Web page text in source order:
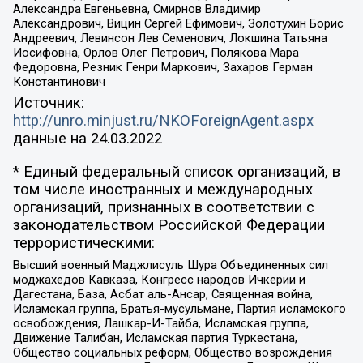
Александра Евгеньевна, Смирнов Владимир
Александрович, Вицин Сергей Ефимович, Золотухин Борис
Андреевич, Левинсон Лев Семенович, Локшина Татьяна
Иосифовна, Орлов Олег Петрович, Полякова Мара
Федоровна, Резник Генри Маркович, Захаров Герман
Константинович
Источник:
http://unro.minjust.ru/NKOForeignAgent.aspx
данные на 24.03.2022
* Единый федеральный список организаций, в
том числе иностранных и международных
организаций, признанных в соответствии с
законодательством Российской Федерации
террористическими:
Высший военный Маджлисуль Шура Объединенных сил
моджахедов Кавказа, Конгресс народов Ичкерии и
Дагестана, База, Асбат аль-Ансар, Священная война,
Исламская группа, Братья-мусульмане, Партия исламского
освобождения, Лашкар-И-Тайба, Исламская группа,
Движение Талибан, Исламская партия Туркестана,
Общество социальных реформ, Общество возрождения